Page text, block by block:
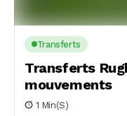
Transferts
Transferts
mouvements
1 Min(s)